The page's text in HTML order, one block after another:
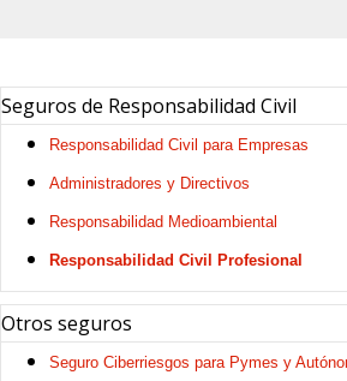
Seguros de Responsabilidad Civil
Responsabilidad Civil para Empresas
Administradores y Directivos
Responsabilidad Medioambiental
Responsabilidad Civil Profesional
Otros seguros
Seguro Ciberriesgos para Pymes y